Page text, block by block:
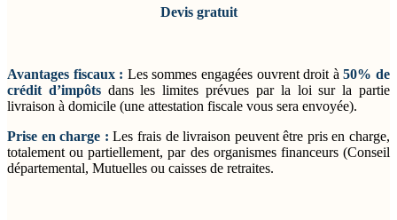
Devis gratuit
Avantages fiscaux : Les sommes engagées ouvrent droit à50% de
crédit d’impôtsdans les limites prévues par la loi sur la partie
livraison à domicile (une attestation fiscale vous sera envoyée).
Prise en charge : Les frais de livraison peuvent être pris en charge,
totalement ou partiellement, par des organismes financeurs (Conseil
départemental, Mutuelles ou caisses de retraites.